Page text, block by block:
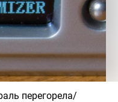
перегорела/